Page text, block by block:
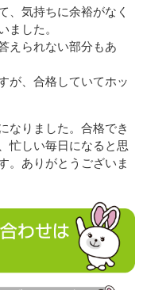
、気持ちに余裕がなく
ました。
えられない部分もあ
が、合格していてホッ
なりました。合格でき
忙しい毎日になると思
。ありがとうございま